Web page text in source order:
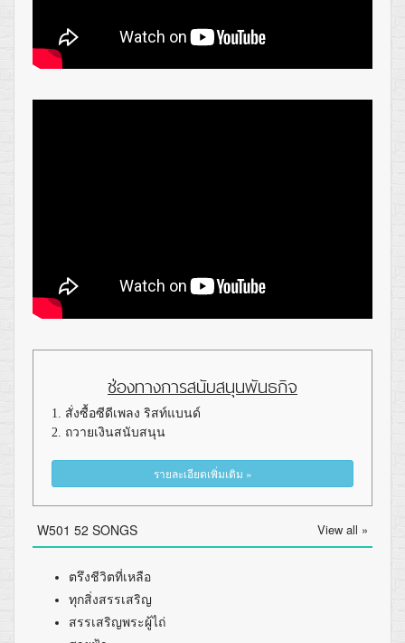
ช่องทางการสนับสนุนพันธกิจ
1. สั่งซื้อซีดีเพลง ริสท์แบนด์
2. ถวายเงินสนับสนุน
รายละเอียดเพิ่มเติม »
W501 52 SONGS View all »
ตรึงชีวิตที่เหลือ
ทุกสิ่งสรรเสริญ
สรรเสริญพระผู้ไถ่